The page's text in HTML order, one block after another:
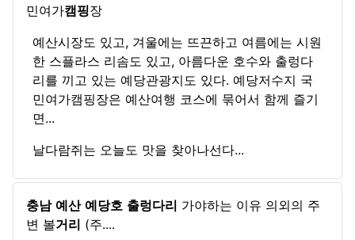
민여가캠핑장
예산시장도 있고, 겨울에는 뜨끈하고 여름에는 시원
한 스플라스 리솜도 있고, 아름다운 호수와 출렁다
리를 끼고 있는 예당관광지도 있다. 예당저수지 국
민여가캠핑장은 예산여행 코스에 묶어서 함께 즐기
면...
날다람쥐는 오늘도 맛을 찾아나선다...
충남 예산 예당호 출렁다리 가야하는 이유 의외의 주
변 볼거리 (주....